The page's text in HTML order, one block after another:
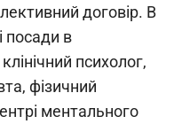
договір. В
посади в
психолог,
фізичний
ментального